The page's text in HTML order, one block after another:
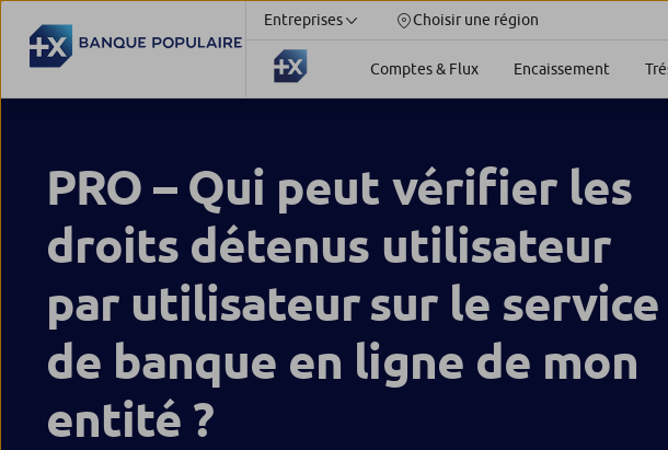
Entreprises Choisir une région
Comptes & Flux Encaissement
PRO – Qui peut vérifier les
droits détenus utilisateur
par utilisateur sur le service
de banque en ligne de mon
entité ?